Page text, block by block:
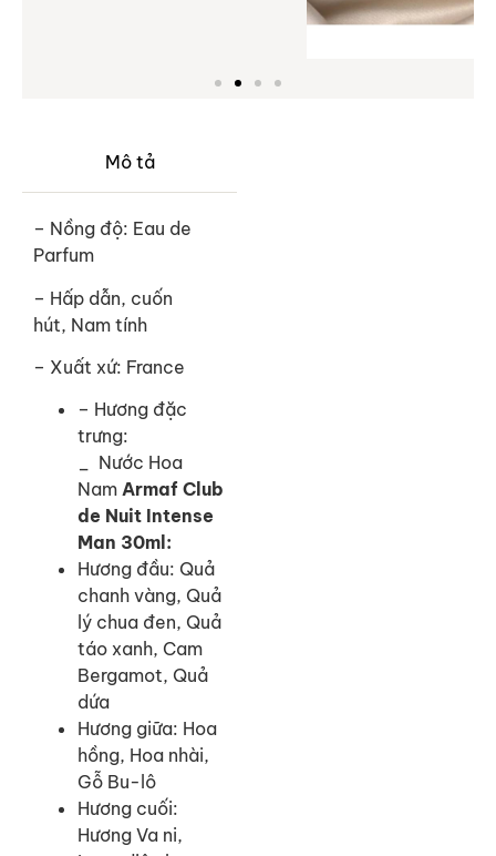
Mô tả
– Nồng độ: Eau de
Parfum
– Hấp dẫn, cuốn
hút, Nam tính
– Xuất xứ: France
– Hương đặc
trưng:
_ Nước Hoa
Nam Armaf Club
de Nuit Intense
Man 30ml:
Hương đầu: Quả
chanh vàng, Quả
lý chua đen, Quả
táo xanh, Cam
Bergamot, Quả
dứa
Hương giữa: Hoa
hồng, Hoa nhài,
Gỗ Bu-lô
Hương cuối:
Hương Va ni,